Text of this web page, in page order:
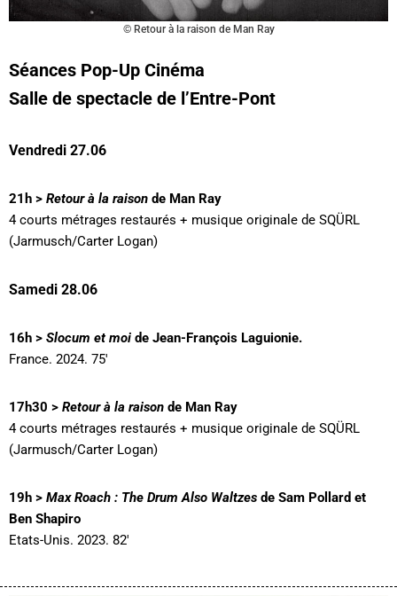
© Retour à la raison de Man Ray
Séances Pop-Up Cinéma
Salle de spectacle de l’Entre-Pont
Vendredi 27.06
21h > Retour à la raison de Man Ray
4 courts métrages restaurés + musique originale de SQÜRL
(Jarmusch/Carter Logan)
Samedi 28.06
16h > Slocum et moi de Jean-François Laguionie.
France. 2024. 75′
17h30 > Retour à la raison de Man Ray
4 courts métrages restaurés + musique originale de SQÜRL
(Jarmusch/Carter Logan)
19h > Max Roach : The Drum Also Waltzes de Sam Pollard et
Ben Shapiro
Etats-Unis. 2023. 82′